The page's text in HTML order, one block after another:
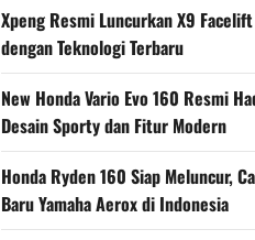
Xpeng Resmi Luncurkan X9 Facelift
dengan Teknologi Terbaru
New Honda Vario Evo 160 Resmi
Desain Sporty dan Fitur Modern
Honda Ryden 160 Siap Meluncur,
Baru Yamaha Aerox di Indonesia